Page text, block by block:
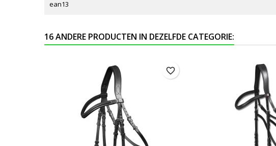
ean13
16 ANDERE PRODUCTEN IN DEZELFDE CATEGORIE:
favorite_border